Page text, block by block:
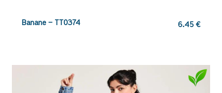
Banane – TT0374 6.45 €